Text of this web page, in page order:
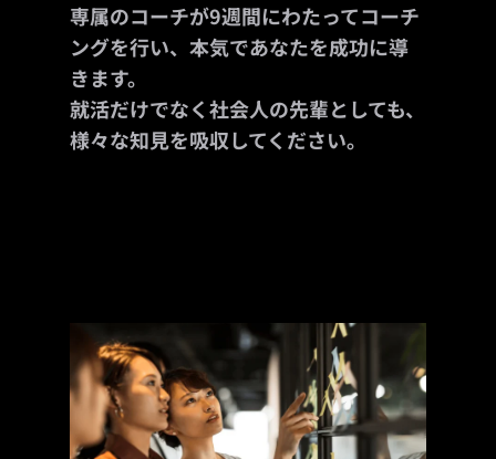
専属のコーチが9週間にわたってコーチ
ングを行い、本気であなたを成功に導
きます。
就活だけでなく社会人の先輩としても、
様々な知見を吸収してください。